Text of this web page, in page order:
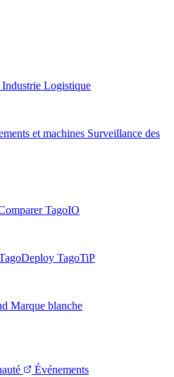
Industrie Logistique
et machines Surveillance des
TagoIO
TagoTiP
Marque blanche
Événements